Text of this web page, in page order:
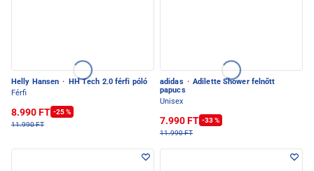
Helly Hansen ·
HH Tech 2.0 férfi póló
Férfi
8.990 FT -25 %
11.990 FT
adidas · Adilette Shower felnőtt
papucs
Unisex
7.990 FT -33 %
11.990 FT